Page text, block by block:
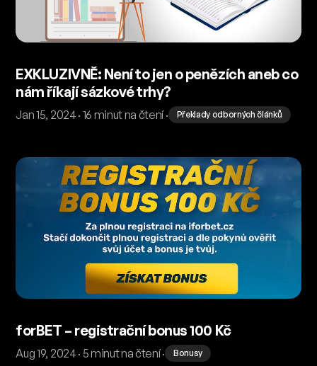
EXKLUZIVNĚ: Není to jen o penězích aneb co
nám říkají sázkové trhy?
Jan 15, 2024 · 16 minut na čtení · Překlady odborných článků
forBET – registrační bonus 100 Kč
Aug 19, 2024 · 5 minut na čtení · Bonusy